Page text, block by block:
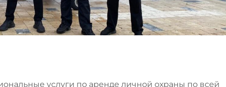
услуги по аренде личной охраны по всей